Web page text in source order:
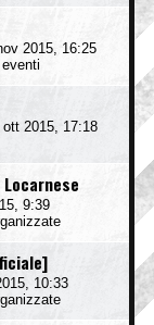
2015, 16:25
ott 2015, 17:18
9:39
10:33